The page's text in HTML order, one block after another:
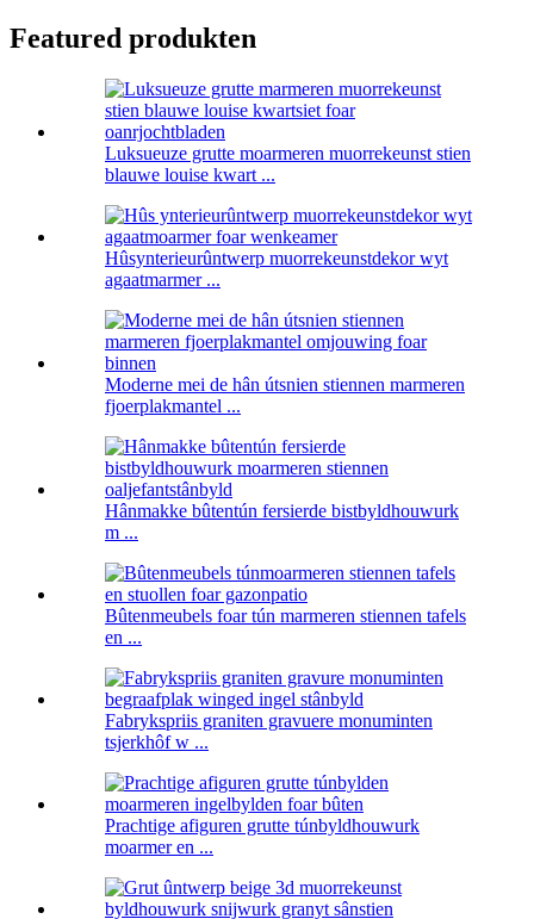
Featured produkten
Luksueuze grutte moarmeren muorrekeunst stien
blauwe louise kwart ...
Hûsynterieurûntwerp muorrekeunstdekor wyt
agaatmarmer ...
Moderne mei de hân útsnien stiennen marmeren
fjoerplakmantel ...
Hânmakke bûtentún fersierde bistbyldhouwurk
m ...
Bûtenmeubels foar tún marmeren stiennen tafels
en ...
Fabrykspriis graniten gravuere monuminten
tsjerkhôf w ...
Prachtige afiguren grutte túnbyldhouwurk
moarmer en ...